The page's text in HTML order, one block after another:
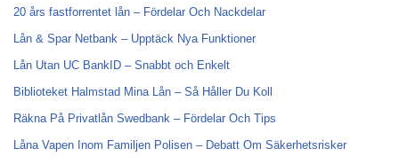
20 års fastforrentet lån – Fördelar Och Nackdelar
Lån & Spar Netbank – Upptäck Nya Funktioner
Lån Utan UC BankID – Snabbt och Enkelt
Biblioteket Halmstad Mina Lån – Så Håller Du Koll
Räkna På Privatlån Swedbank – Fördelar Och Tips
Låna Vapen Inom Familjen Polisen – Debatt Om Säkerhetsrisker